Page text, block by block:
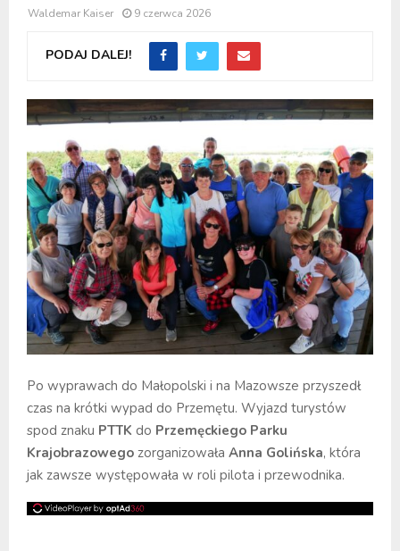
Waldemar Kaiser 9 czerwca 2026
PODAJ DALEJ!
Po wyprawach do Małopolski i na Mazowsze przyszedł
czas na krótki wypad do Przemętu. Wyjazd turystów
spod znaku PTTK do Przemęckiego Parku
Krajobrazowego zorganizowała Anna Golińska, która
jak zawsze występowała w roli pilota i przewodnika.